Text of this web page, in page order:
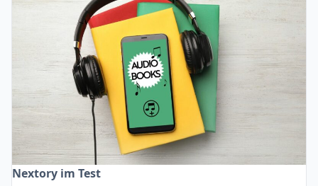
Nextory im Test